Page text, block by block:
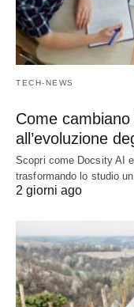
TECH-NEWS
Come
all’evoluzione
Scopri come Docsity AI
trasformando lo studio
2 giorni ago